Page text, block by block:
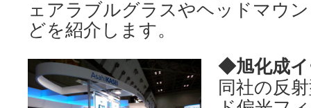
ェアラブルグラスやヘッドマウ
どを紹介します。
◆旭化成
同社の反